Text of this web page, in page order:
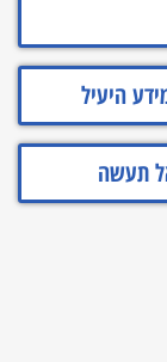
היעיל
תעשה